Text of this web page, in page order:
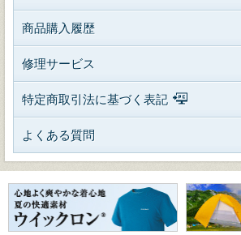
商品購入履歴
修理サービス
特定商取引法に基づく表記
よくある質問